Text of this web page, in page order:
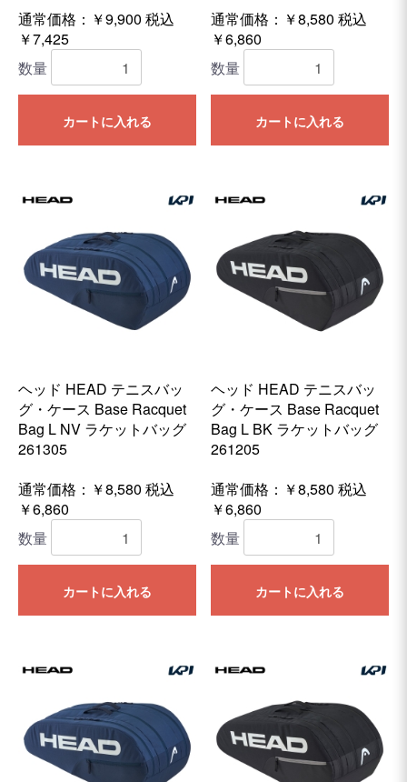
通常価格：￥9,900 税込
￥7,425
数量
カートに入れる
通常価格：￥8,580 税込
￥6,860
数量
カートに入れる
ヘッド HEAD テニスバッ
グ・ケース Base Racquet
Bag L NV ラケットバッグ
261305
通常価格：￥8,580 税込
￥6,860
数量
カートに入れる
ヘッド HEAD テニスバッ
グ・ケース Base Racquet
Bag L BK ラケットバッグ
261205
通常価格：￥8,580 税込
￥6,860
数量
カートに入れる